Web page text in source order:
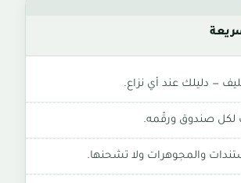
— دليلك عند أي نزاع.
لكل صندوق ورقّمه.
والمجوهرات ولا تشحنها.